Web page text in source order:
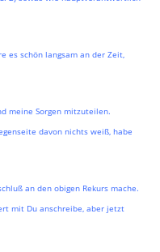
es schön langsam an der Zeit,
meine Sorgen mitzuteilen.
davon nichts weiß, habe
an den obigen Rekurs mache.
mit Du anschreibe, aber jetzt